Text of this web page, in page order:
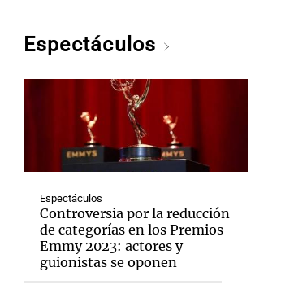
Espectáculos
Espectáculos
Controversia por la reducción
de categorías en los Premios
Emmy 2023: actores y
guionistas se oponen